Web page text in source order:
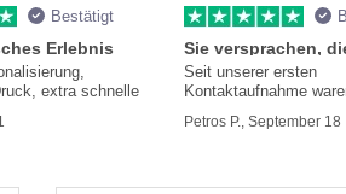
Bestätigt
Erlebnis
extra schnelle
Seit unserer ersten
Kontaktaufnahme
Petros P., September 18